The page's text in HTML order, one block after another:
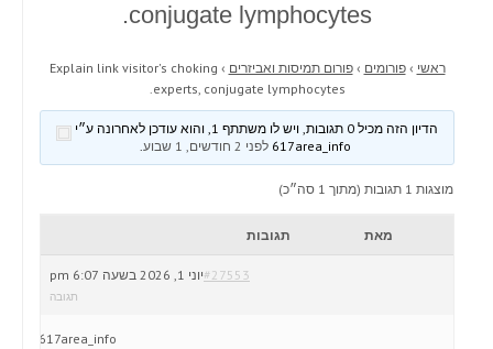
conjugate lymphocytes.
ראשי › פורומים › פורום תמיסות ואביזרים ›
Explain link visitor's choking
experts, conjugate lymphocytes.
הדיון הזה מכיל 0 תגובות, ויש לו משתתף 1, והוא עודכן לאחרונה ע״י
לפני 2 חודשים, 1 שבוע .
מוצגות 1 תגובות (מתוך 1 סה״כ)
מאת תגובות
יוני 1, 2026 בשעה 6:07 pm#27553
תגובה
617area_info